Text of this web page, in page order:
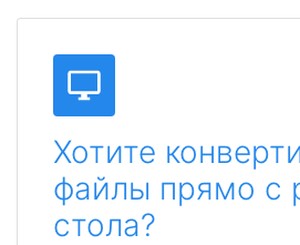
Хотите
файлы прямо с
стола?